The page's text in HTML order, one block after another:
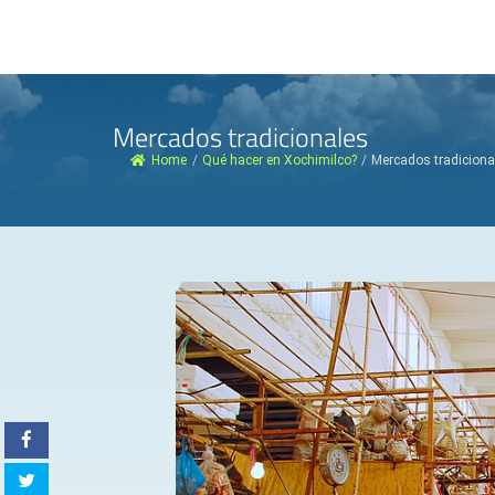
Mercados tradicionales
Home / Qué hacer en Xochimilco? / Mercados